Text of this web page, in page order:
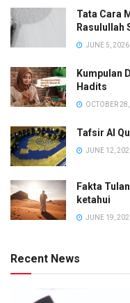
Tata Cara
Rasulullah
JUNE 5, 2026
Kumpulan
Hadits
OCTOBER
Tafsir Al
JUNE 12,
Fakta
ketahui
JUNE 19,
Recent News